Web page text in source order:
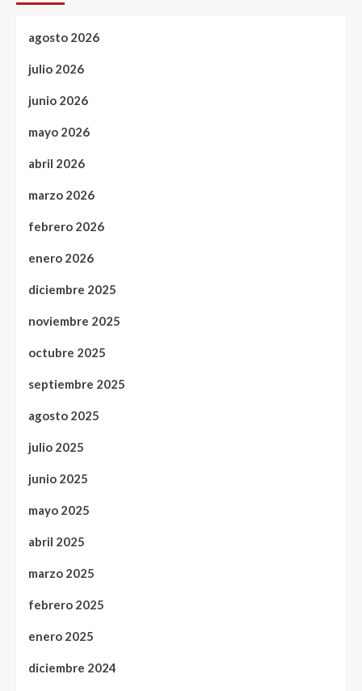
agosto 2026
julio 2026
junio 2026
mayo 2026
abril 2026
marzo 2026
febrero 2026
enero 2026
diciembre 2025
noviembre 2025
octubre 2025
septiembre 2025
agosto 2025
julio 2025
junio 2025
mayo 2025
abril 2025
marzo 2025
febrero 2025
enero 2025
diciembre 2024